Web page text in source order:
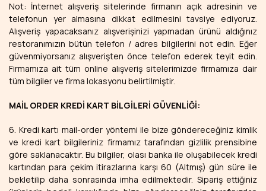
Not: İnternet alışveriş sitelerinde firmanın açık adresinin ve
telefonun yer almasına dikkat edilmesini tavsiye ediyoruz.
Alışveriş yapacaksanız alışverişinizi yapmadan ürünü aldığınız
restoranımızın bütün telefon / adres bilgilerini not edin. Eğer
güvenmiyorsanız alışverişten önce telefon ederek teyit edin.
Firmamıza ait tüm online alışveriş sitelerimizde firmamıza dair
tüm bilgiler ve firma lokasyonu belirtilmiştir.
MAİL ORDER KREDİ KART BİLGİLERİ GÜVENLİĞİ:
6. Kredi kartı mail-order yöntemi ile bize göndereceğiniz kimlik
ve kredi kart bilgileriniz firmamız tarafından gizlilik prensibine
göre saklanacaktır. Bu bilgiler, olası banka ile oluşabilecek kredi
kartından para çekim itirazlarına karşı 60 (Altmış) gün süre ile
bekletilip daha sonrasında imha edilmektedir. Sipariş ettiğiniz